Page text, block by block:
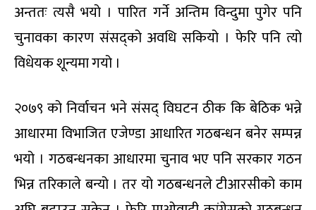
अन्ततः त्यसै भयो । पारित गर्ने अन्तिम विन्दुमा पुगेर पनि
चुनावका कारण संसद्को अवधि सकियो । फेरि पनि त्यो
विधेयक शून्यमा गयो ।
२०७९ को निर्वाचन भने संसद् विघटन ठीक कि बेठिक भन्ने
आधारमा विभाजित एजेण्डा आधारित गठबन्धन बनेर सम्पन्न
भयो । गठबन्धनका आधारमा चुनाव भए पनि सरकार गठन
भिन्न तरिकाले बन्यो । तर यो गठबन्धनले टीआरसीको काम